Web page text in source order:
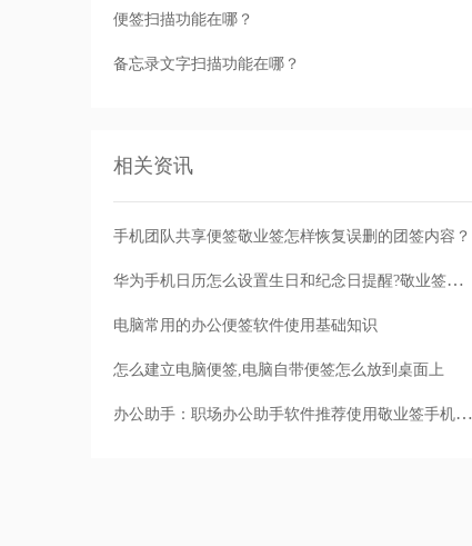
便签扫描功能在哪？
备忘录文字扫描功能在哪？
相关资讯
手机团队共享便签敬业签怎样恢复误删的团签内容？
华为手机日历怎么设置生日和纪念日提醒?敬业签支持多方式提醒
电脑常用的办公便签软件使用基础知识
怎么建立电脑便签,电脑自带便签怎么放到桌面上
办公助手：职场办公助手软件推荐使用敬业签手机电脑同步云便签备忘录